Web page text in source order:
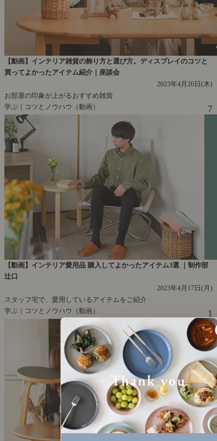
【動画】インテリア雑貨の飾り方と選び方。ディスプレイのコツと
買ってよかったアイテム紹介｜座談会
2023年4月20日(木)
お部屋の印象が上がるおすすめ雑貨
学ぶ｜コツとノウハウ（動画）
7
【動画】インテリア愛用品 購入してよかったアイテム3選 ｜制作部
辻口
2023年4月17日(月)
スタッフ宅で、愛用しているアイテムをご紹介
学ぶ｜コツとノウハウ（動画）
1